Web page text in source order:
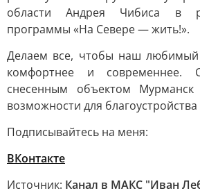
области Андрея Чибиса в
программы «На Севере — жить!».
Делаем все, чтобы наш любимый
комфортнее и современнее.
снесенным объектом
возможности для
Подписывайтесь на меня:
ВКонтакте
Источник: Канал в МАКС "Иван